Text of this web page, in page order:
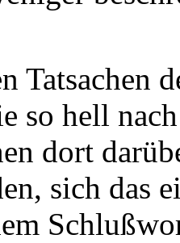
Tatsachen
so hell
dort
sich das